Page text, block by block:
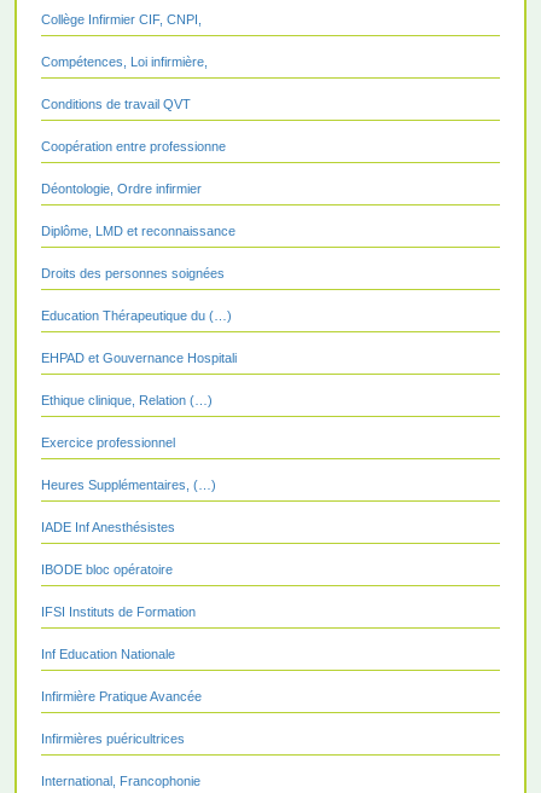
Collège Infirmier CIF, CNPI,
Compétences, Loi infirmière,
Conditions de travail QVT
Coopération entre professionne
Déontologie, Ordre infirmier
Diplôme, LMD et reconnaissance
Droits des personnes soignées
Education Thérapeutique du (…)
EHPAD et Gouvernance Hospitali
Ethique clinique, Relation (…)
Exercice professionnel
Heures Supplémentaires, (…)
IADE Inf Anesthésistes
IBODE bloc opératoire
IFSI Instituts de Formation
Inf Education Nationale
Infirmière Pratique Avancée
Infirmières puéricultrices
International, Francophonie